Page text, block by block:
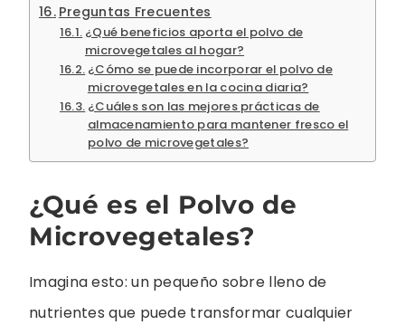
Preguntas Frecuentes
¿Qué beneficios aporta el polvo de
microvegetales al hogar?
¿Cómo se puede incorporar el polvo de
microvegetales en la cocina diaria?
¿Cuáles son las mejores prácticas de
almacenamiento para mantener fresco el
polvo de microvegetales?
¿Qué es el Polvo de
Microvegetales?
Imagina esto: un pequeño sobre lleno de
nutrientes que puede transformar cualquier